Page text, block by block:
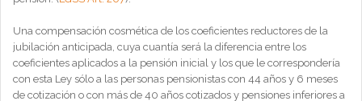
Una compensación cosmética de los coeficientes reductores de la
jubilación anticipada, cuya cuantía será la diferencia entre los
coeficientes aplicados a la pensión inicial y los que le correspondería
con esta Ley sólo a las personas pensionistas con 44 años y 6 meses
de cotización o con más de 40 años cotizados y pensiones inferiores a